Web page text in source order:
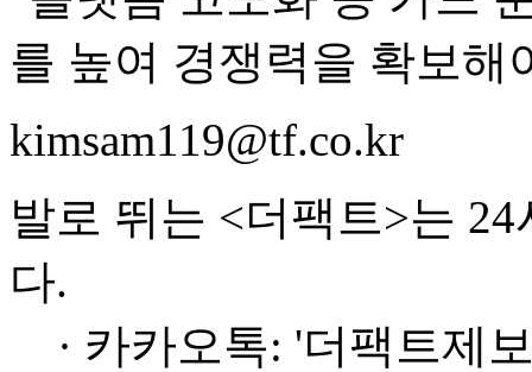
를 높여 경쟁력을 확보
kimsam119@tf.co.kr
발로 뛰는 <더팩트>는
다.
· 카카오톡: '더팩트제